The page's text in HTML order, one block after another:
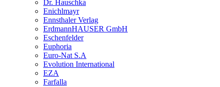
Dr. Hauschka
Enichlmayr
Ennsthaler Verlag
ErdmannHAUSER GmbH
Eschenfelder
Euphoria
Euro-Nat S.A
Evolution International
EZA
Farfalla